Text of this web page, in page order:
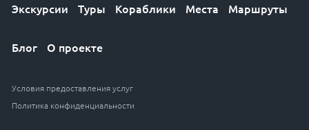
Экскурсии Туры Кораблики Места Маршруты
Блог О проекте
Условия предоставления услуг
Политика конфиденциальности